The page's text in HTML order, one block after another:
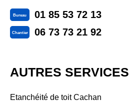
Bureau 01 85 53 72 13
Chantier 06 73 73 21 92
AUTRES SERVICES
Etanchéité de toit Cachan